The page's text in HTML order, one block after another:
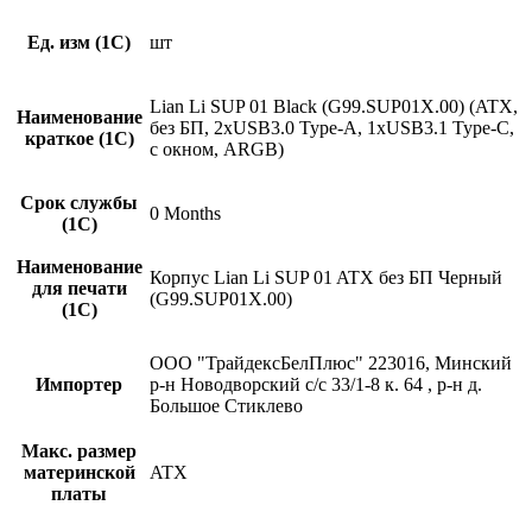
Ед. изм (1С) шт
Наименование
краткое (1C)
Lian Li SUP 01 Black (G99.SUP01X.00) (ATX,
без БП, 2хUSB3.0 Type-A, 1хUSB3.1 Type-С,
c окном, ARGB)
Срок службы
(1С)
0 Months
Наименование
для печати
(1С)
Корпус Lian Li SUP 01 ATX без БП Черный
(G99.SUP01X.00)
Импортер
ООО "ТрайдексБелПлюс" 223016, Минский
р-н Новодворский с/с 33/1-8 к. 64 , р-н д.
Большое Стиклево
Макс. размер
материнской
платы
ATX